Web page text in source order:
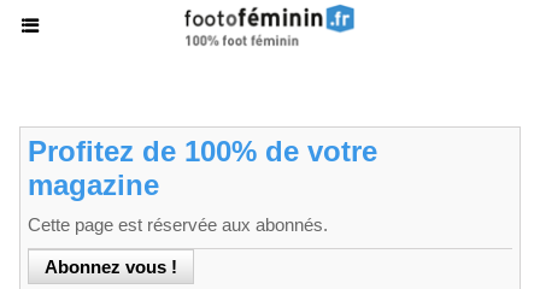
Profitez de 100% de votre
magazine
Cette page est réservée aux abonnés.